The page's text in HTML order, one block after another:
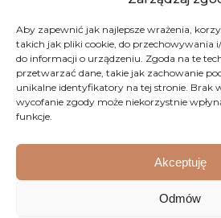
Aby zapewnić jak najlepsze wrażenia,
takich jak pliki cookie, do przechowywania
do informacji o urządzeniu. Zgoda na te
przetwarzać dane, takie jak zachowanie
unikalne identyfikatory na tej stronie. Brak
wycofanie zgody może niekorzystnie
funkcje.
Akceptuję
Odmów
Zakup na raty
Kontakt
© 2026 Dobre Meble. Wszystkie